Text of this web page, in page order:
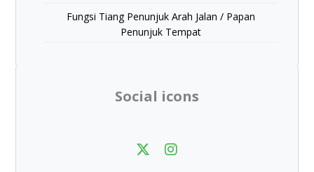
Fungsi Tiang Penunjuk Arah Jalan / Papan
Penunjuk Tempat
Social icons